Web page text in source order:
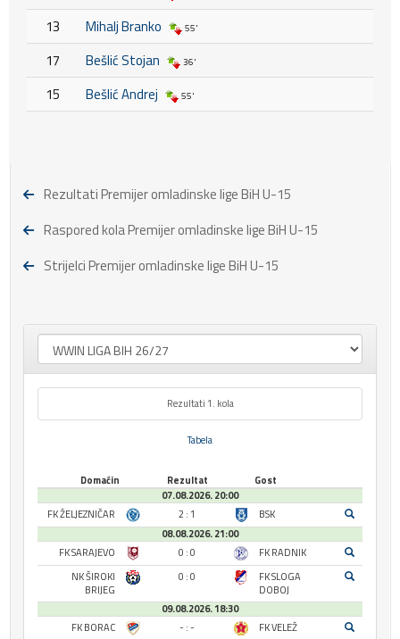
13 Mihalj Branko 55'
17 Bešlić Stojan 36'
15 Bešlić Andrej 55'
Rezultati Premijer omladinske lige BiH U-15
Raspored kola Premijer omladinske lige BiH U-15
Strijelci Premijer omladinske lige BiH U-15
Rezultati 1. kola
Tabela
Domaćin Rezultat
Gost
07.08.2026. 20:00
FK ŽELJEZNIČAR
2 : 1
BSK
08.08.2026. 21:00
FK SARAJEVO
0 : 0
FK RADNIK
NK ŠIROKI
BRIJEG
0 : 0
FK SLOGA
DOBOJ
09.08.2026. 18:30
FK BORAC
- : -
FK VELEŽ